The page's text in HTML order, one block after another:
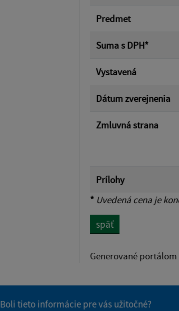
Filtrovať
Predmet
Suma s DPH*
Vystavená
Dátum zverejnenia
Zmluvná strana
Prílohy
* Uvedená cena je
späť
Generované portálom
Boli tieto informácie pre vás užitočné?